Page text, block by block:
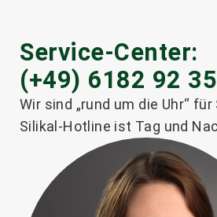
Service-Center:
(+49) 6182 92
Wir sind „rund um die Uhr“ für
Silikal-Hotline ist Tag und